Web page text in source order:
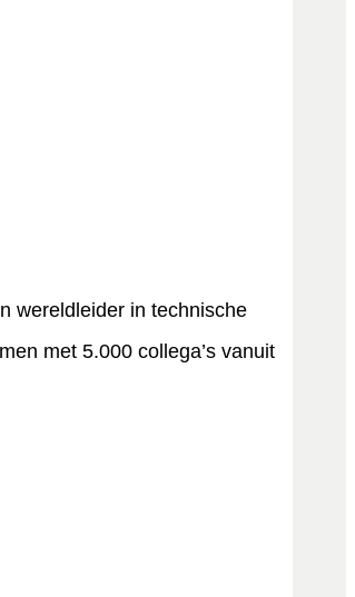
wereldleider in technische
met 5.000 collega’s vanuit